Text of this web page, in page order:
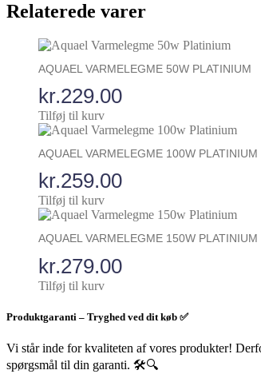
Relaterede varer
AQUAEL VARMELEGME 50W PLATINIUM
kr.229.00
Tilføj til kurv
AQUAEL VARMELEGME 100W PLATINIUM
kr.259.00
Tilføj til kurv
AQUAEL VARMELEGME 150W PLATINIUM
kr.279.00
Tilføj til kurv
Produktgaranti – Tryghed ved dit køb ✅
Vi står inde for kvaliteten af vores produkter!
spørgsmål til din garanti. 🛠️🔍